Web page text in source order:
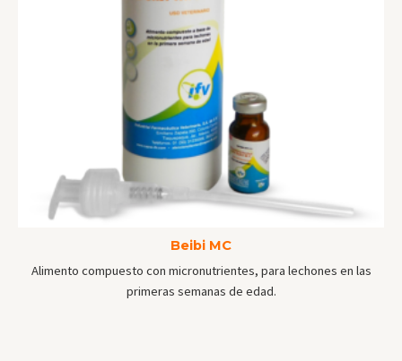
Beibi MC
Alimento compuesto con micronutrientes, para lechones en las
primeras semanas de edad.